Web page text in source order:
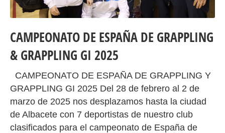
CAMPEONATO DE ESPAÑA DE GRAPPLING
& GRAPPLING GI 2025
CAMPEONATO DE ESPAÑA DE GRAPPLING Y
GRAPPLING GI 2025 Del 28 de febrero al 2 de
marzo de 2025 nos desplazamos hasta la ciudad
de Albacete con 7 deportistas de nuestro club
clasificados para el campeonato de España de